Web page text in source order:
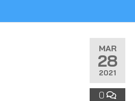
MAR
28
2021
0